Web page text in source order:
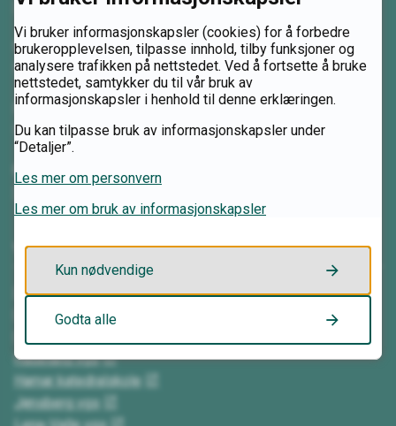
Send sikker digital post
Skolested Nordstumoen
Nordstumoen 18, 2480 Koppang
Skolested Storsteigen
Steigjelen 47, 2560 Alvdal
Postadresse
Videregående skoler i Innlandet
Elverum vgs
Gausdal vgs
Hadeland vgs
Hamar katedralskole
Jønsberg vgs
Vi bruker informasjonskapsler (cookies) for å forbedre
brukeropplevelsen, tilpasse innhold, tilby funksjoner og
analysere trafikken på nettstedet. Ved å fortsette å bruke
nettstedet, samtykker du til vår bruk av
informasjonskapsler i henhold til denne erklæringen.
Du kan tilpasse bruk av informasjonskapsler under
“Detaljer”.
Les mer om personvern
Les mer om bruk av informasjonskapsler
Kun nødvendige
Godta alle